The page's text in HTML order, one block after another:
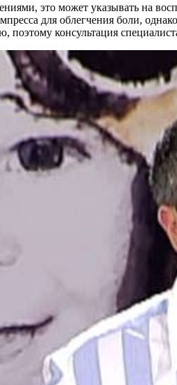
это может указывать на
для облегчения боли,
консультация